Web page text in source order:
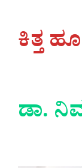
ಕಿತ್ತ
ಡಾ.